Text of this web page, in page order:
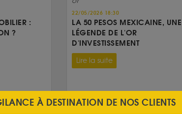
:
?
Or
22/05/2026 18:30
LA 50 PESOS MEXICAINE, UNE
LÉGENDE DE L'OR
D'INVESTISSEMENT
Lire la suite
À DESTINATION DE NOS CLIENTS